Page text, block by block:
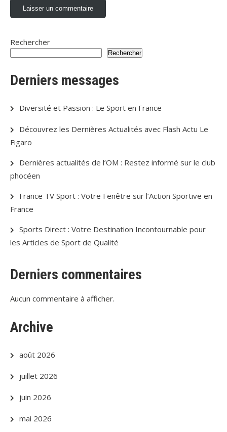
Rechercher
Rechercher
Derniers messages
Diversité et Passion : Le Sport en France
Découvrez les Dernières Actualités avec Flash Actu Le
Figaro
Dernières actualités de l’OM : Restez informé sur le club
phocéen
France TV Sport : Votre Fenêtre sur l’Action Sportive en
France
Sports Direct : Votre Destination Incontournable pour
les Articles de Sport de Qualité
Derniers commentaires
Aucun commentaire à afficher.
Archive
août 2026
juillet 2026
juin 2026
mai 2026